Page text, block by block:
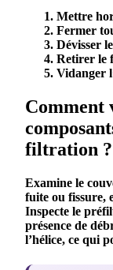
Mettre
Fermer
Dévisser
Retirer le
Vidanger
Comment
filtration ?
Examine le
fuite ou fissure,
Inspecte le
présence de
l’hélice, ce qui